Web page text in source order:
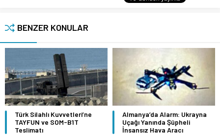
BENZER KONULAR
Türk Silahlı Kuvvetleri’ne
TAYFUN ve SOM-B1T
Teslimatı
Almanya’da Alarm: Ukrayna
Uçağı Yanında Şüpheli
İnsansız Hava Aracı